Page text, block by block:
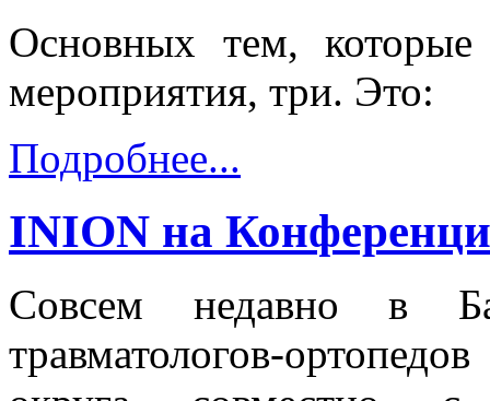
Основных тем,
мероприятия, три. Это:
Подробнее...
INION на
Совсем недавно в
травматологов-